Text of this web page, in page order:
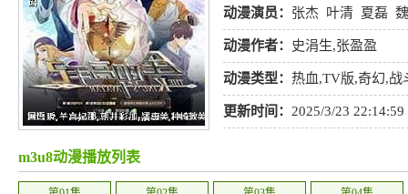
动漫演员： 张杰 叶清 夏磊
图 佟心竹
动漫作者： 史涓生,张盈盈
动漫类型： 热血,TV版,奇幻,战
更新时间： 2025/3/23 22:14:59
m3u8动漫播放列表